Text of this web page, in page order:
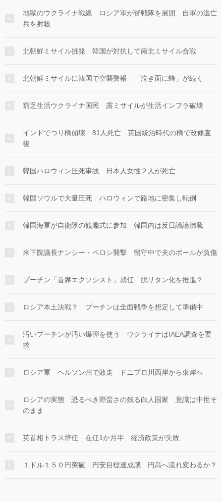
地獄のウクライナ戦線 ロシア軍が督戦隊を展開 自軍の逃亡
兵を射殺
北朝鮮ミサイル挑発 韓国が対抗して南北ミサイル合戦
北朝鮮ミサイルに韓国で空襲警報 「泣き面に蜂」が続く
窮乏生活ウクライナ国民 露ミサイルが生活インフラ破壊
インドでつり橋崩壊 81人死亡 英国統治時代の橋で改修直
後
韓国ハロウィン圧死事故 日本人女性２人が死亡
韓国ソウルで大量圧死 ハロウィンで路地に密集し転倒
韓国海軍が自衛隊の観艦式に参加 韓国内は反日議論沸騰
米下院議長ナンシー・ペロシ襲撃 留守中で夫のポールが負傷
プーチン「首席エクソシスト」就任 脱サタン化を推進？
ロシア本土決戦？ プーチンは全面戦争を想定して準備中
汚いプーチンが汚い爆弾を使う ウクライナはIAEA調査を要
求
ロシア軍 ヘルソン州で敗走 ドニプロ川西岸から東岸へ
ロシアの実態 恐るべき野蛮さの残る白人国家 意識は中世そ
のまま
英首相トラス辞任 在任1か月半 経済政策が失敗
１ドル１５０円突破 円安目標達成感 円高へ流れ変わるか？